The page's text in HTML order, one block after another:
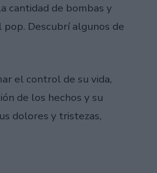
cantidad de bombas y
Descubrí algunos de
el control de su vida,
de los hechos y su
dolores y tristezas,